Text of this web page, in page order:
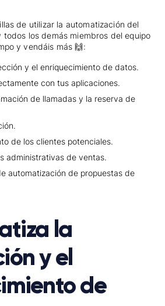
de utilizar la automatización del
los demás miembros del equipo
y vendáis más 🙌:
y el enriquecimiento de datos.
con tus aplicaciones.
de llamadas y la reserva de
de los clientes potenciales.
administrativas de ventas.
automatización de propuestas de
la
y el
de